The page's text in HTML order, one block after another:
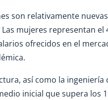
son relativamente
Las mujeres representan
ofrecidos en el
así como la
inicial que supera los